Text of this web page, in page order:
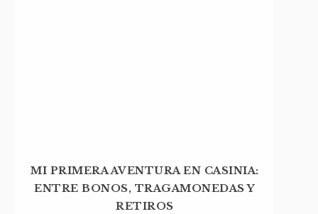
MI PRIMERA AVENTURA EN CASINIA:
ENTRE BONOS, TRAGAMONEDAS Y
RETIROS